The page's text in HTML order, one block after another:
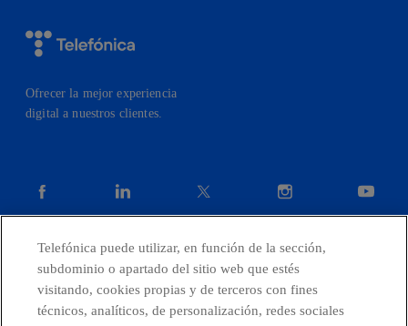
Ofrecer la mejor experiencia
digital a nuestros clientes.
facebook instagram
CONTACTO
Telefónica puede utilizar, en función de la sección,
subdominio o apartado del sitio web que estés
visitando, cookies propias y de terceros con fines
técnicos, analíticos, de personalización, redes sociales